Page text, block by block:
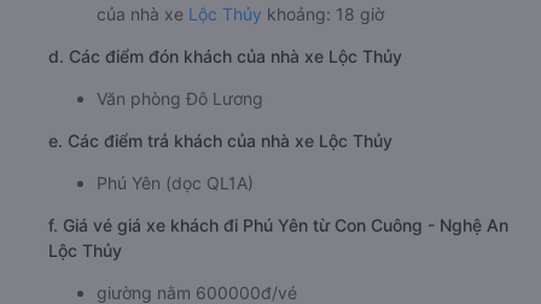
của nhà xe Lộc Thủy khoảng: 18 giờ
d. Các điểm đón khách của nhà xe Lộc Thủy
Văn phòng Đô Lương
e. Các điểm trả khách của nhà xe Lộc Thủy
Phú Yên (dọc QL1A)
f. Giá vé giá xe khách đi Phú Yên từ Con Cuông - Nghệ An
Lộc Thủy
giường nằm 600000đ/vé